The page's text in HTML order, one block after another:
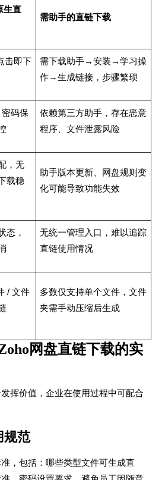
生直
需助手的直链下载
击即下
需下载助手→安装→学习操
作→生成链接，步骤繁琐
码保
依赖第三方助手，存在恶意
程序、文件泄露风险
，无
载稳
助手版本更新、网盘规则变
化可能导致功能失效
态，
无统一管理入口，难以追踪
直链使用情况
/ 文件
多数仅支持单个文件，文件
夹需手动压缩后生成
网盘直链下载的实
挥价值，企业在使用过程中可配合
规范
，包括：哪些类型文件可生成直